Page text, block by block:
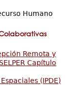
Humano
Remota y
Capítulo
(IPDE)